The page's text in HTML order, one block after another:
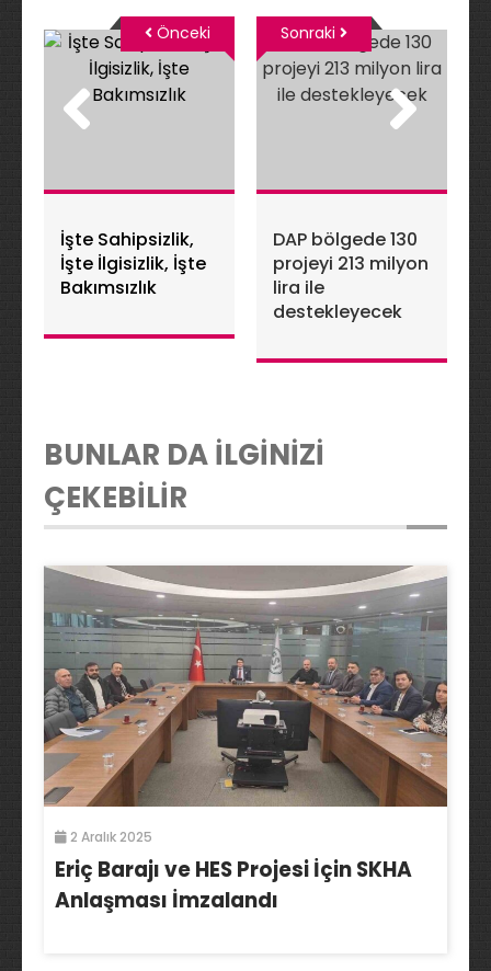
İşte Sahipsizlik,
İşte İlgisizlik, İşte
Bakımsızlık
Önceki
DAP bölgede 130
projeyi 213 milyon
lira ile
destekleyecek
Sonraki
BUNLAR DA İLGİNİZİ
ÇEKEBİLİR
2 Aralık 2025
Eriç Barajı ve HES Projesi İçin SKHA
Anlaşması İmzalandı